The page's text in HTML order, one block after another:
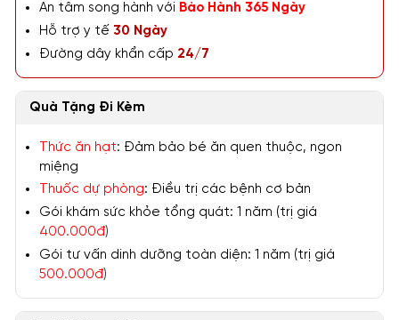
An tâm song hành với Bảo Hành 365 Ngày
Hỗ trợ y tế 30 Ngày
Đường dây khẩn cấp 24/7
Quà Tặng Đi Kèm
Thức ăn hạt: Đảm bảo bé ăn quen thuộc, ngon
miệng
Thuốc dự phòng: Điều trị các bệnh cơ bản
Gói khám sức khỏe tổng quát: 1 năm (trị giá
400.000đ)
Gói tư vấn dinh dưỡng toàn diện: 1 năm (trị giá
500.000đ)